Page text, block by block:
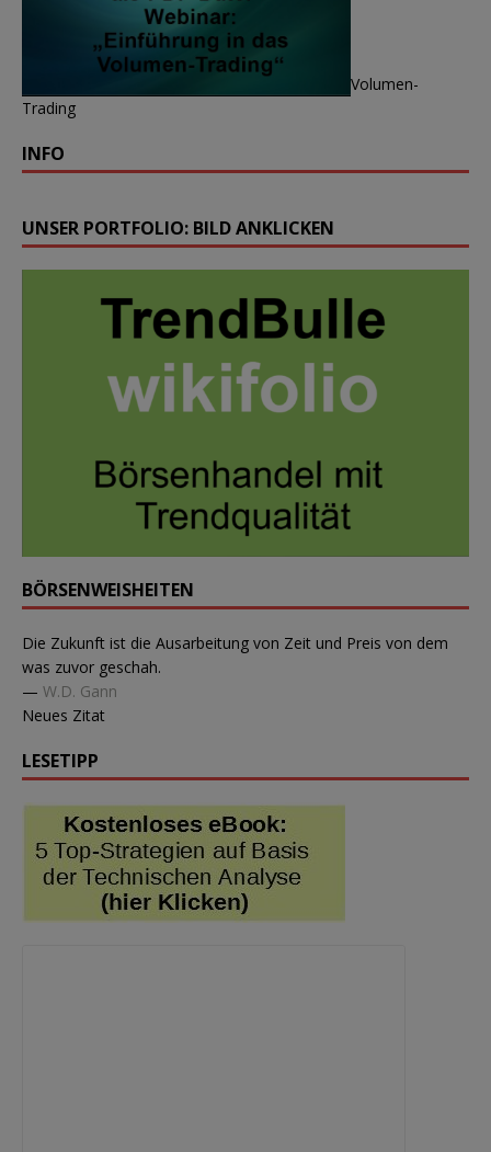
Volumen-
Trading
INFO
UNSER PORTFOLIO: BILD ANKLICKEN
BÖRSENWEISHEITEN
Die Zukunft ist die Ausarbeitung von Zeit und Preis von dem
was zuvor geschah.
— W.D. Gann
Neues Zitat
LESETIPP